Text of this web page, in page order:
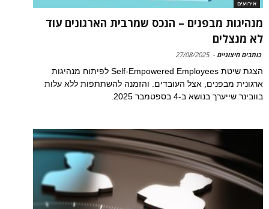
אירועים
מנהיגות מבפנים – הנכס שמרבית הארגונים עוד
לא מנצלים
כותבים חיצוניים -
27/08/2025
הצגת שיטת Self-Empowered Employees לפיתוח מנהיגות
ארגונית מבפנים, אצל העובדים. והזמנה להשתתפות ללא עלות
בוובינר שייערך בנושא ב-4 בספטמבר 2025.